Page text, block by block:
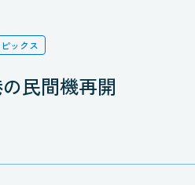
ックス
民間機再開